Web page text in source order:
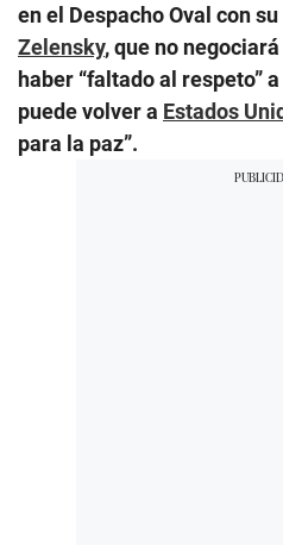
en el Despacho Oval con
Zelensky, que no
haber “faltado al respeto”
puede volver a Estados
para la paz”.